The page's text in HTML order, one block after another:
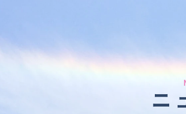
番組サポート / 予報原稿作成
ニ